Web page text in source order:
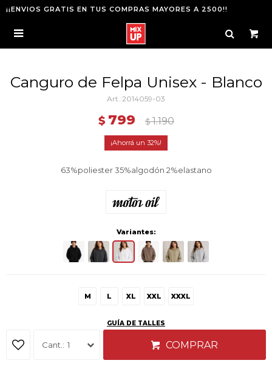
¡¡ENVIOS GRATIS EN TUS COMPRAS MAYORES A 2500!!

Canguro de Felpa Unisex - Blanco
2014059-03
$ 799 $ 1.190
32
63%poliester 35%algodón 2%elastano
Variantes:
M L XL XXL XXXL
GUÍA DE TALLES
1 COMPRAR